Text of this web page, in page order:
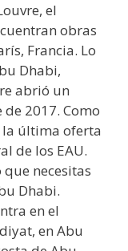
el
obras
Francia. Lo
Dhabi,
abrió un
2017. Como
la última oferta
de los EAU.
necesitas
Dhabi.
en el
en Abu